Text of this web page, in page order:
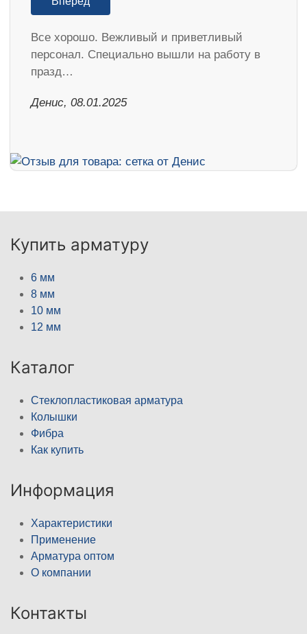
Все хорошо. Вежливый и приветливый
персонал. Специально вышли на работу в
празд…
Денис, 08.01.2025
Купить арматуру
6 мм
8 мм
10 мм
12 мм
Каталог
Стеклопластиковая арматура
Колышки
Фибра
Как купить
Информация
Характеристики
Применение
Арматура оптом
О компании
Контакты